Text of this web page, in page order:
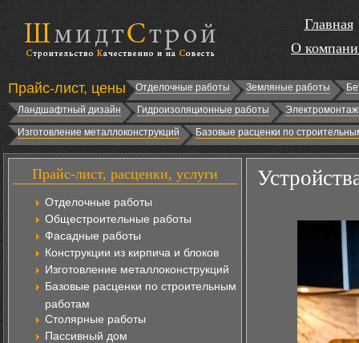
Главная
О
Прайс-лист, цены Отделочные работы Земляные работы
Ландшафтный дизайн
Гидроизоляционные работы
Изготовление металлоконструкций
Базовые расценки по
Прайс-лист, расценки, услуги
Отделочные работы
Общестроительные работы
Фасадные работы
Конструкции из кирпича и блоков
Изготовление металлоконструкций
Базовые расценки по строительным
работам
Столярные работы
Пассивный дом